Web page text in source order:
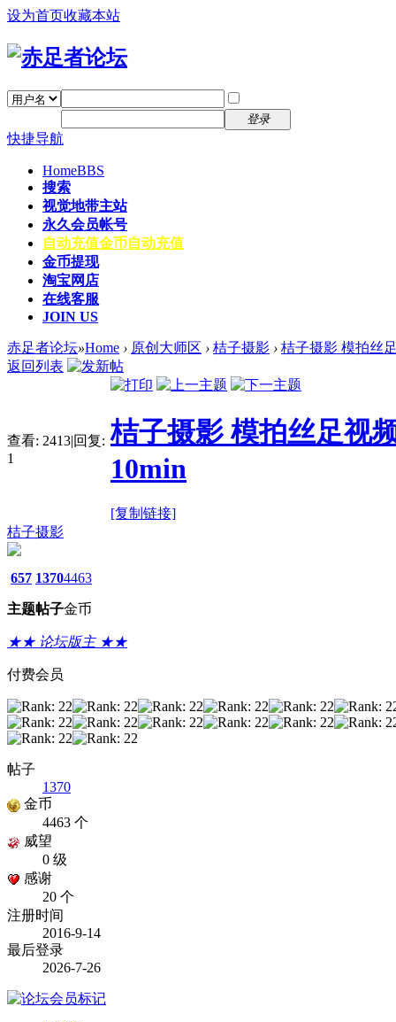
设为首页收藏本站
登录
快捷导航
HomeBBS
搜索
视觉地带主站
永久会员帐号
自动充值金币自动充值
金币提现
淘宝网店
在线客服
JOIN US
赤足者论坛»Home › 原创大师区 › 桔子摄影 › 桔子摄影 模拍丝
返回列表
查看: 2413|回复:
1
桔子摄影 模拍丝足视
10min
[复制链接]
桔子摄影
657
主题
1370
帖子
4463
金币
★★ 论坛版主 ★★
付费会员
帖子
1370
金币
4463 个
威望
0 级
感谢
20 个
注册时间
2016-9-14
最后登录
2026-7-26